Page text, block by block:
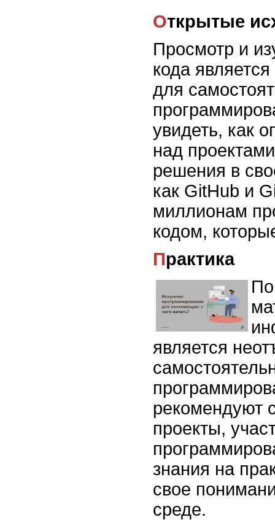
Открытые
Просмотр и
кода
для
увидеть, как
над
решения в
как GitHub и
миллионам
кодом,
Практика
является
рекомендуют
проекты,
знания на
свое
среде.